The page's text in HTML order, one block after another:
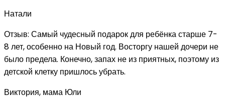
Натали
Отзыв: Самый чудесный подарок для ребёнка старше 7-
8 лет, особенно на Новый год. Восторгу нашей дочери не
было предела. Конечно, запах не из приятных, поэтому из
детской клетку пришлось убрать.
Виктория, мама Юли